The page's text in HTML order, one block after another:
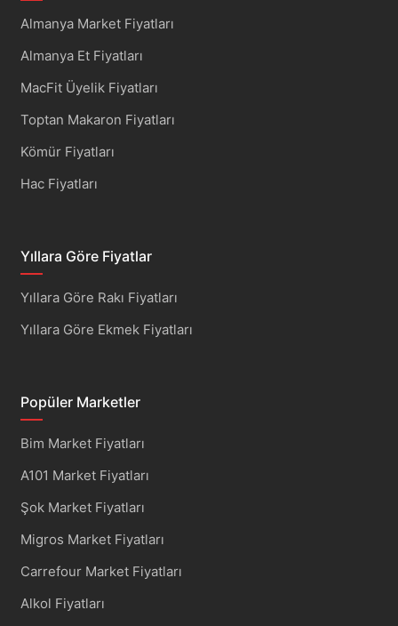
Almanya Market Fiyatları
Almanya Et Fiyatları
MacFit Üyelik Fiyatları
Toptan Makaron Fiyatları
Kömür Fiyatları
Hac Fiyatları
Yıllara Göre Fiyatlar
Yıllara Göre Rakı Fiyatları
Yıllara Göre Ekmek Fiyatları
Popüler Marketler
Bim Market Fiyatları
A101 Market Fiyatları
Şok Market Fiyatları
Migros Market Fiyatları
Carrefour Market Fiyatları
Alkol Fiyatları